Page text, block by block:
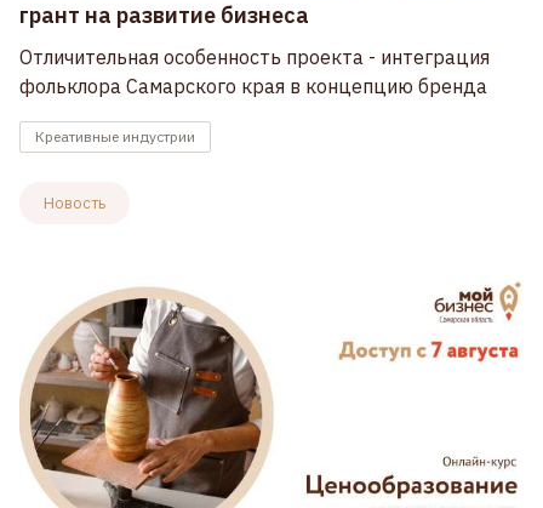
грант на развитие бизнеса
Отличительная особенность проекта - интеграция
фольклора Самарского края в концепцию бренда
Креативные индустрии
Новость